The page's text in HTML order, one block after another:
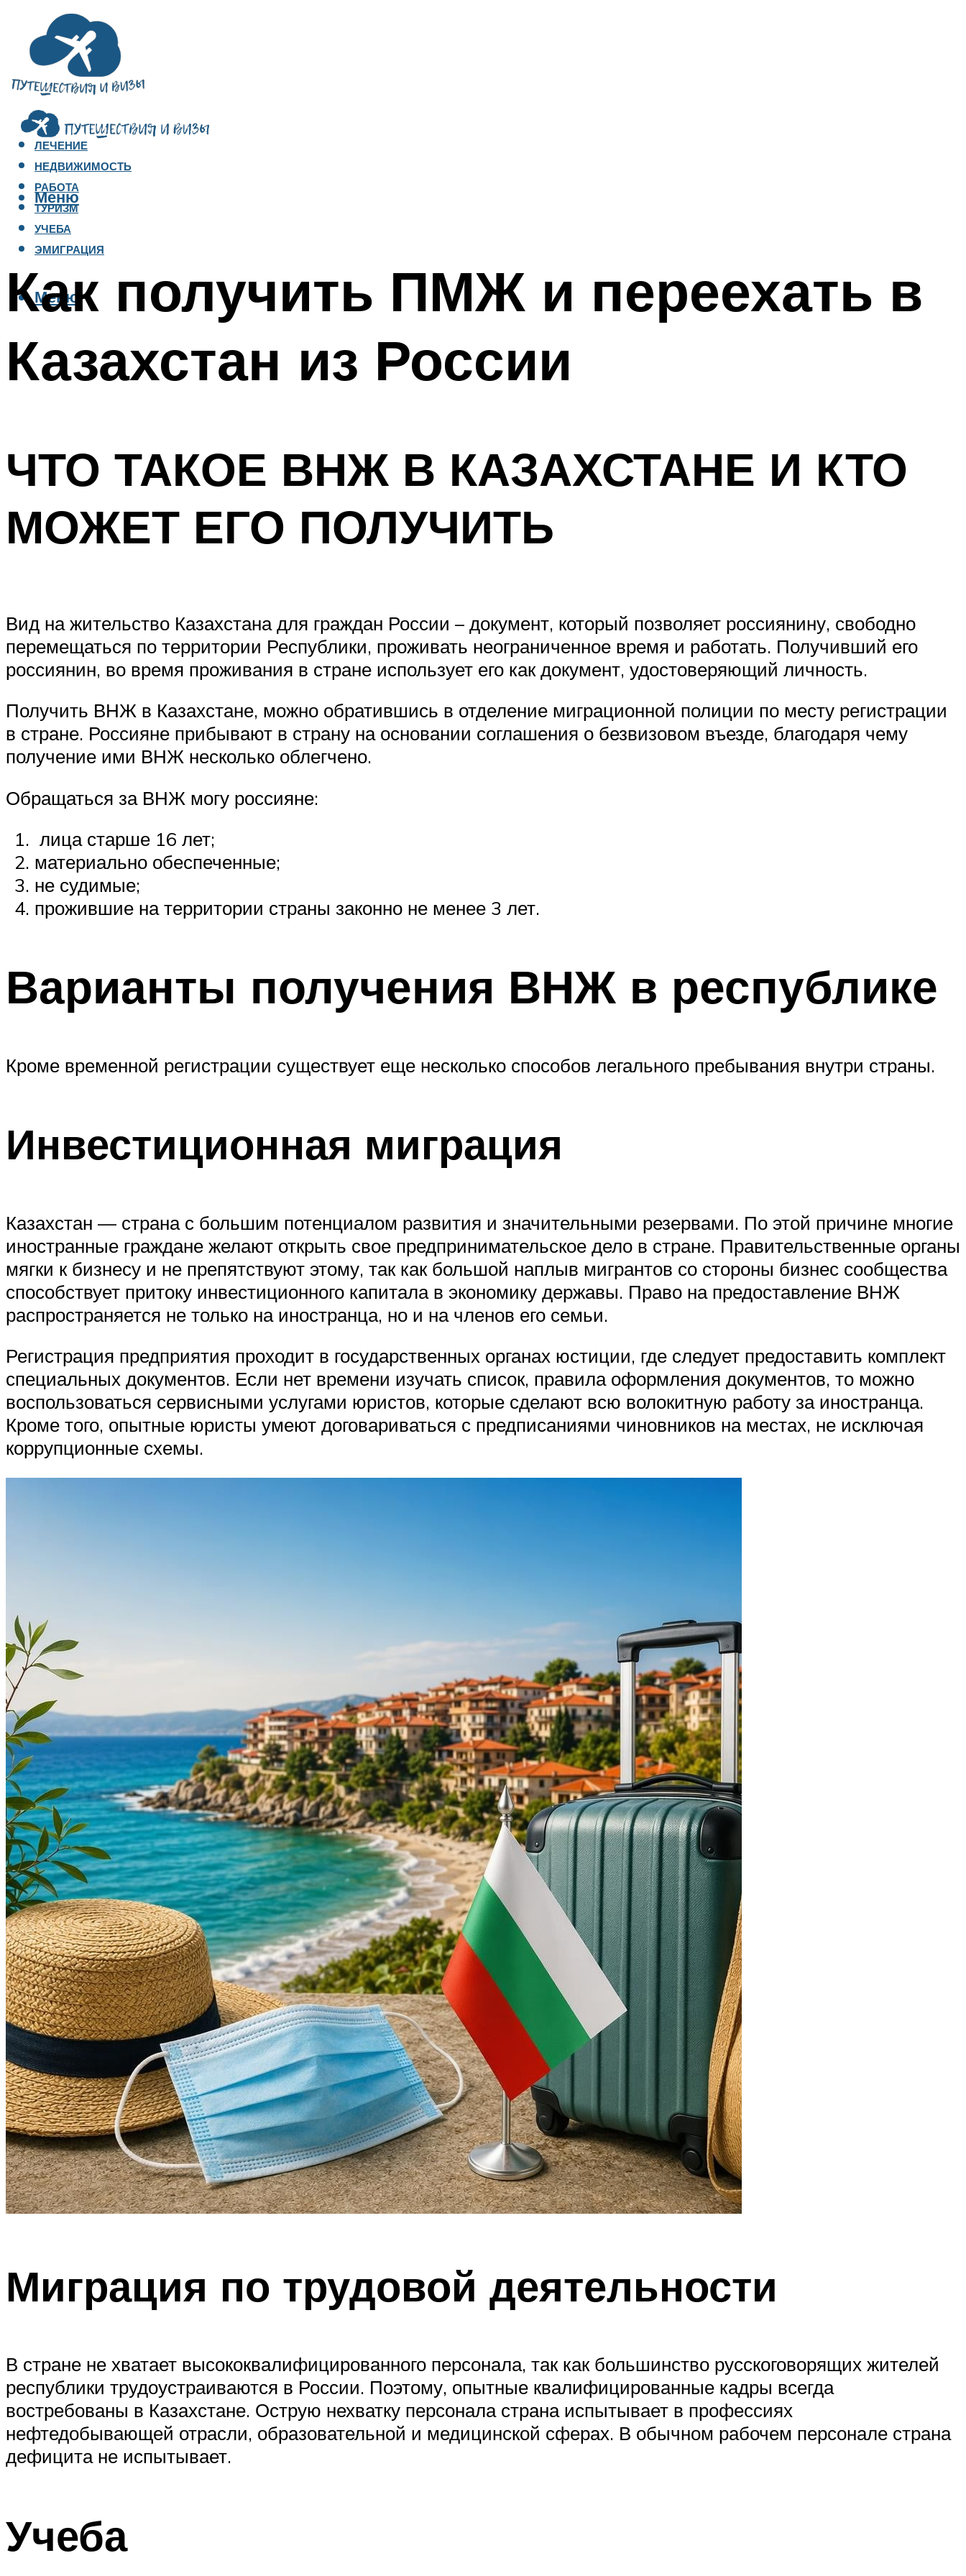
ЛЕЧЕНИЕ
НЕДВИЖИМОСТЬ
РАБОТА
ТУРИЗМ
УЧЕБА
ЭМИГРАЦИЯ
Меню
Меню
Как получить ПМЖ и переехать в
Казахстан из России
ЧТО ТАКОЕ ВНЖ В КАЗАХСТАНЕ И КТО
МОЖЕТ ЕГО ПОЛУЧИТЬ
Вид на жительство Казахстана для граждан России – документ, который позволяет россиянину, свободно
перемещаться по территории Республики, проживать неограниченное время и работать. Получивший его
россиянин, во время проживания в стране использует его как документ, удостоверяющий личность.
Получить ВНЖ в Казахстане, можно обратившись в отделение миграционной полиции по месту регистрации
в стране. Россияне прибывают в страну на основании соглашения о безвизовом въезде, благодаря чему
получение ими ВНЖ несколько облегчено.
Обращаться за ВНЖ могу россияне:
лица старше 16 лет;
материально обеспеченные;
не судимые;
прожившие на территории страны законно не менее 3 лет.
Варианты получения ВНЖ в республике
Кроме временной регистрации существует еще несколько способов легального пребывания внутри страны.
Инвестиционная миграция
Казахстан — страна с большим потенциалом развития и значительными резервами. По этой причине многие
иностранные граждане желают открыть свое предпринимательское дело в стране. Правительственные органы
мягки к бизнесу и не препятствуют этому, так как большой наплыв мигрантов со стороны бизнес сообщества
способствует притоку инвестиционного капитала в экономику державы. Право на предоставление ВНЖ
распространяется не только на иностранца, но и на членов его семьи.
Регистрация предприятия проходит в государственных органах юстиции, где следует предоставить комплект
специальных документов. Если нет времени изучать список, правила оформления документов, то можно
воспользоваться сервисными услугами юристов, которые сделают всю волокитную работу за иностранца.
Кроме того, опытные юристы умеют договариваться с предписаниями чиновников на местах, не исключая
коррупционные схемы.
Миграция по трудовой деятельности
В стране не хватает высококвалифицированного персонала, так как большинство русскоговорящих жителей
республики трудоустраиваются в России. Поэтому, опытные квалифицированные кадры всегда
востребованы в Казахстане. Острую нехватку персонала страна испытывает в профессиях
нефтедобывающей отрасли, образовательной и медицинской сферах. В обычном рабочем персонале страна
дефицита не испытывает.
Учеба